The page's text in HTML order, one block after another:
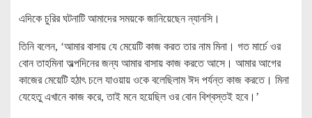
এদিকে চুরির ঘটনাটি আমাদের সময়কে জানিয়েছেন ন্যানসি।
তিনি বলেন, ‘আমার বাসায় যে মেয়েটি কাজ করত তার নাম মিনা। গত মার্চে ওর
বোন তাহমিনা অল্পদিনের জন্য আমার বাসায় কাজ করতে আসে। আমার আগের
কাজের মেয়েটি হঠাৎ চলে যাওয়ায় ওকে বলেছিলাম ঈদ পর্যন্ত কাজ করতে। মিনা
যেহেতু এখানে কাজ করে, তাই মনে হয়েছিল ওর বোন বিশ্বস্তই হবে।’